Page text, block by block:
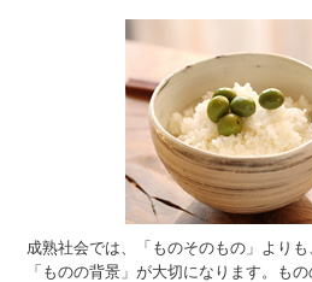
成熟社会では、「ものそのもの」より
「ものの背景」が大切になります。も